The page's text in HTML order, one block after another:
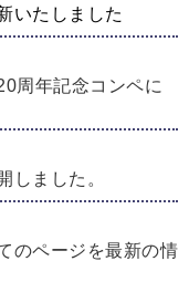
いたしました
周年記念コンペに
しました。
のページを最新の情